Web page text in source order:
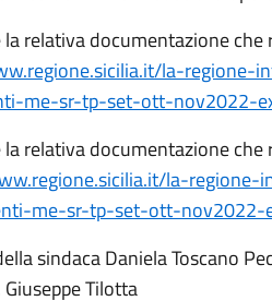
relativa documentazione
la-regione-
me-sr-tp-set-ott-nov2022-
la relativa documentazione
la-regione-
me-sr-tp-set-ott-nov2022-
sindaca Daniela Toscano
Tilotta